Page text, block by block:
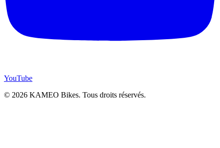
YouTube
© 2026 KAMEO Bikes. Tous droits réservés.